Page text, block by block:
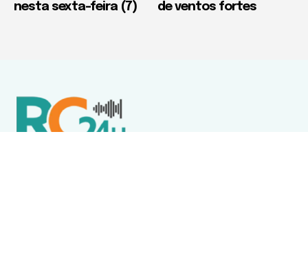
nesta sexta-feira (7)
de ventos fortes